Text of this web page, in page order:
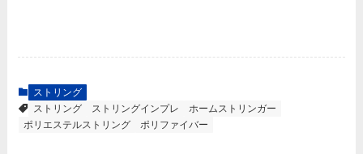
ストリング
ストリング
ストリングインプレ
ホームストリンガー
ポリエステルストリング
ポリファイバー